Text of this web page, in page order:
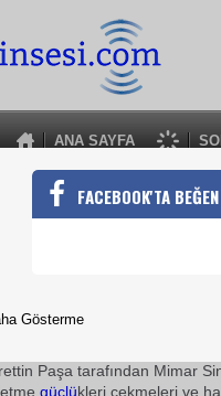
ANA SAYFA
HAMAM
sahiplerinin işletme
hamamlarını birer
Paşa tarafından Mimar
güçlükleri çekmeleri ve
FACEBOOK'TA BEĞEN
Gösterme